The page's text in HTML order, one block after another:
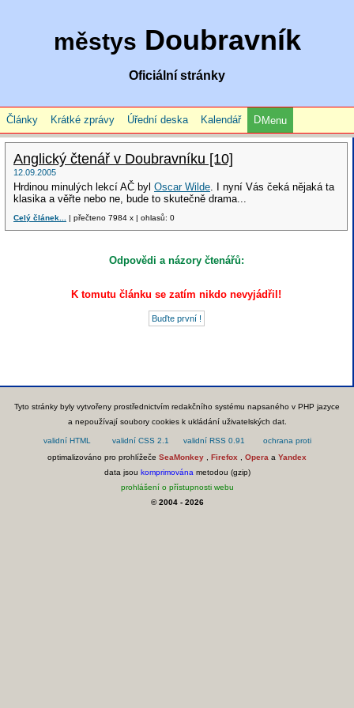
městys Doubravník
Oficiální stránky
Články Krátké zprávy Úřední deska Kalendář Menu
Anglický čtenář v Doubravníku [10]
12.09.2005
Hrdinou minulých lekcí AČ byl Oscar Wilde. I nyní Vás čeká nějaká ta
klasika a věřte nebo ne, bude to skutečně drama...
Celý článek... | přečteno 7984 x | ohlasů: 0
Odpovědi a názory čtenářů:
K tomutu článku se zatím nikdo nevyjádřil!
Tyto stránky byly vytvořeny prostřednictvím redakčního systému napsaného v PHP jazyce
a nepoužívají soubory cookies k ukládání uživatelských dat.
optimalizováno pro prohlížeče SeaMonkey Firefox Opera a Yandex
data jsou komprimována metodou (gzip)
prohlášení o přístupnosti webu
© 2004 - 2026